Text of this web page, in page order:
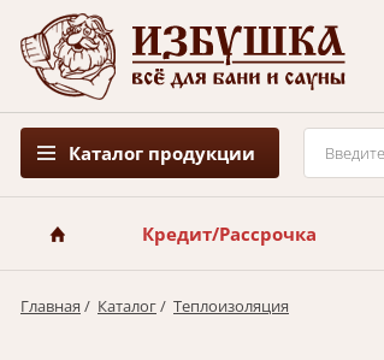
Каталог продукции
Кредит/Рассрочка
Главная / Каталог/ Теплоизоляция